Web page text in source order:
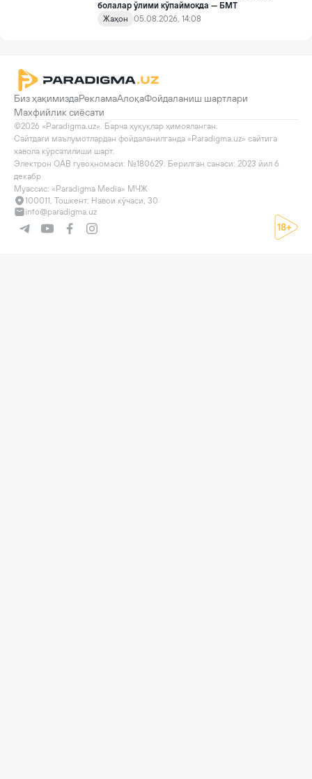
тўғрисида»ги қарори билан инклюзив таълим соҳасида қатор
янги механизмлар жорий этилади.
болалар ўлими кўпаймоқда — БМТ
Жаҳон
05.08.2026, 14:08
Биз ҳақимиздаРекламаАлоқаФойдаланиш шартлари
Махфийлик сиёсати
©2026 «Paradigma.uz». Барча ҳуқуқлар ҳимояланган.
Сайтдаги маълумотлардан фойдаланилганда «Paradigma.uz» сайтига
хавола кўрсатилиши шарт.
Электрон ОАВ гувоҳномаси: №180629. Берилган санаси: 2023 йил 6
декабр
Муассис: «Paradigma Media» МЧЖ
100011, Тошкент, Навои кўчаси, 30
info@paradigma.uz